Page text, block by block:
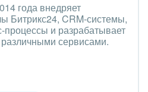
года внедряет
Битрикс24, CRM-системы,
процессы и разрабатывает
сервисами.